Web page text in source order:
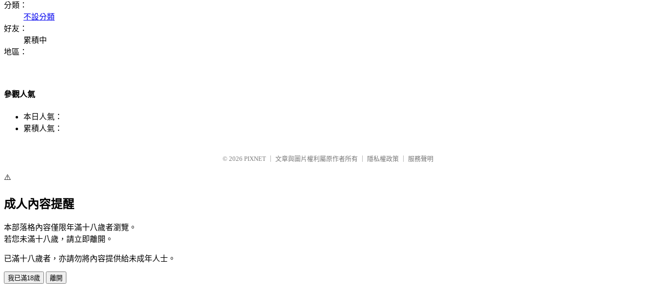
分類：
不設分類
好友：
累積中
地區：
參觀人氣
本日人氣：
累積人氣：
© 2026 PIXNET 文章與圖片權利屬原作者所有 隱私權政策 服務聲明
⚠️
成人內容提醒
本部落格內容僅限年滿十八歲者瀏覽。
若您未滿十八歲，請立即離開。
已滿十八歲者，亦請勿將內容提供給未成年人士。
我已滿18歲 離開